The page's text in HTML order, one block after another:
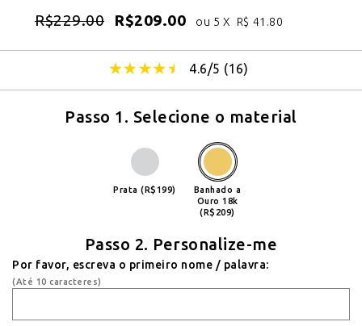
R$229.00 R$209.00 ou 5 X R$ 41.80
4.6/5 (16)
Passo 1. Selecione o material
Prata (R$199)
Banhado a
Ouro 18k
(R$209)
Passo 2. Personalize-me
Por favor, escreva o primeiro nome / palavra:
(Até 10 caracteres)